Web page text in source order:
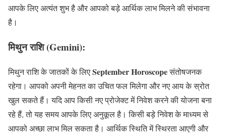
आपके लिए अत्यंत शुभ है और आपको बड़े आर्थिक लाभ मिलने की संभावना
है।
मिथुन राशि (Gemini):
मिथुन राशि के जातकों के लिएSeptember Horoscopeसंतोषजनक
रहेगा। आपको अपनी मेहनत का उचित फल मिलेगा और नए आय के स्रोत
खुल सकते हैं। यदि आप किसी नए प्रोजेक्ट में निवेश करने की योजना बना
रहे हैं, तो यह समय आपके लिए अनुकूल है। किसी बड़े निवेश के माध्यम से
आपको अच्छा लाभ मिल सकता है। आर्थिक स्थिति में स्थिरता आएगी और